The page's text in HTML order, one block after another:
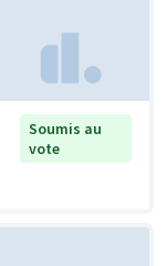
Soumis au
vote